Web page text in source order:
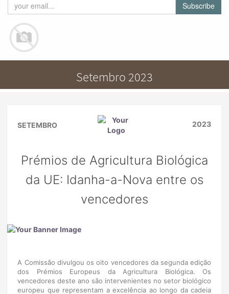
Subscribe
Setembro 2023
SETEMBRO 2023
Prémios de Agricultura Biológica
da UE: Idanha-a-Nova entre os
vencedores
A Comissão divulgou os oito vencedores da segunda edição
dos Prémios Europeus da Agricultura Biológica. Os
vencedores deste ano são intervenientes no setor biológico
europeu que representam a excelência ao longo da cadeia